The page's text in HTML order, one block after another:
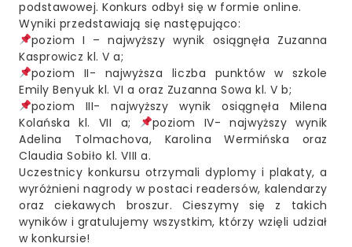
podstawowej. Konkurs odbył się w formie online.
Wyniki przedstawiają się następująco:
poziom I – najwyższy wynik osiągnęła Zuzanna
Kasprowicz kl. V a;
poziom II- najwyższa liczba punktów w szkole
Emily Benyuk kl. VI a oraz Zuzanna Sowa kl. V b;
poziom III- najwyższy wynik osiągnęła Milena
Kolańska kl. VII a;
poziom IV- najwyższy wynik
Adelina Tolmachova, Karolina Wermińska oraz
Claudia Sobiło kl. VIII a.
Uczestnicy konkursu otrzymali dyplomy i plakaty, a
wyróżnieni nagrody w postaci readersów, kalendarzy
oraz ciekawych broszur. Cieszymy się z takich
wyników i gratulujemy wszystkim, którzy wzięli udział
w konkursie!